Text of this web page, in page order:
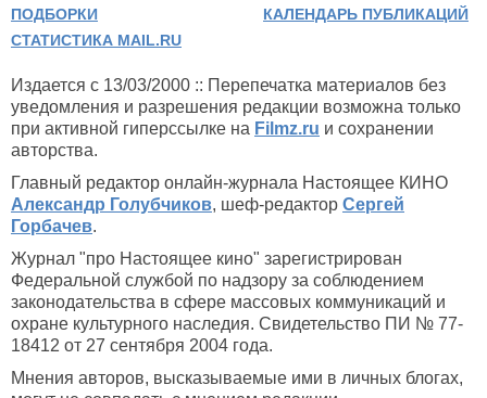
ПОДБОРКИ
КАЛЕНДАРЬ ПУБЛИКАЦИЙ
СТАТИСТИКА MAIL.RU
Издается с 13/03/2000 :: Перепечатка материалов без
уведомления и разрешения редакции возможна только
при активной гиперссылке на Filmz.ru и сохранении
авторства.
Главный редактор онлайн-журнала Настоящее КИНО
Александр Голубчиков, шеф-редактор Сергей
Горбачев.
Журнал "про Настоящее кино" зарегистрирован
Федеральной службой по надзору за соблюдением
законодательства в сфере массовых коммуникаций и
охране культурного наследия. Свидетельство ПИ № 77-
18412 от 27 сентября 2004 года.
Мнения авторов, высказываемые ими в личных блогах,